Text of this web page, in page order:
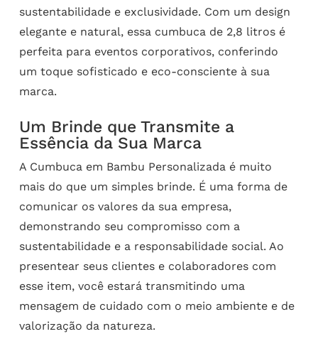
sustentabilidade e exclusividade. Com um design
elegante e natural, essa cumbuca de 2,8 litros é
perfeita para eventos corporativos, conferindo
um toque sofisticado e eco-consciente à sua
marca.
Um Brinde que Transmite a
Essência da Sua Marca
A Cumbuca em Bambu Personalizada é muito
mais do que um simples brinde. É uma forma de
comunicar os valores da sua empresa,
demonstrando seu compromisso com a
sustentabilidade e a responsabilidade social. Ao
presentear seus clientes e colaboradores com
esse item, você estará transmitindo uma
mensagem de cuidado com o meio ambiente e de
valorização da natureza.